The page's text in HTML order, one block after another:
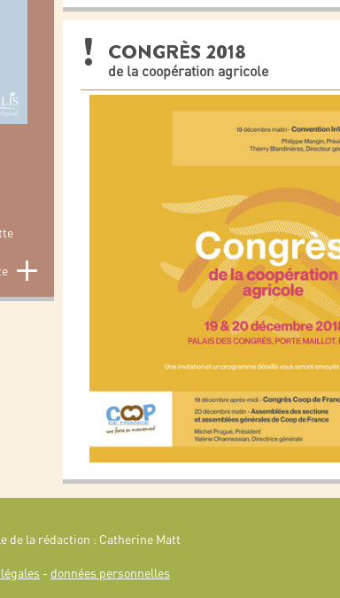
CONGRÈS 2018
de la coopération agricole
de la rédaction : Catherine Matt
- données personnelles